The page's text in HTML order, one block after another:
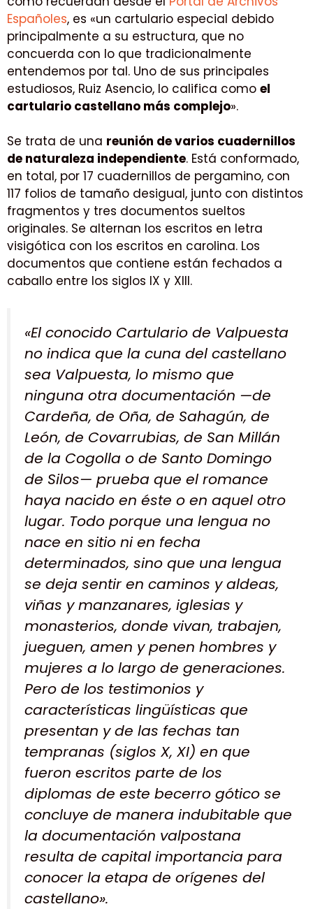
Españoles, es «un cartulario especial debido
principalmente a su estructura, que no
concuerda con lo que tradicionalmente
entendemos por tal. Uno de sus principales
estudiosos, Ruiz Asencio, lo califica como el
cartulario castellano más complejo».
Se trata de una reunión de varios cuadernillos
de naturaleza independiente. Está conformado,
en total, por 17 cuadernillos de pergamino, con
117 folios de tamaño desigual, junto con distintos
fragmentos y tres documentos sueltos
originales. Se alternan los escritos en letra
visigótica con los escritos en carolina. Los
documentos que contiene están fechados a
caballo entre los siglos IX y XIII.
«El conocido Cartulario de Valpuesta
no indica que la cuna del castellano
sea Valpuesta, lo mismo que
ninguna otra documentación —de
Cardeña, de Oña, de Sahagún, de
León, de Covarrubias, de San Millán
de la Cogolla o de Santo Domingo
de Silos— prueba que el romance
haya nacido en éste o en aquel otro
lugar. Todo porque una lengua no
nace en sitio ni en fecha
determinados, sino que una lengua
se deja sentir en caminos y aldeas,
viñas y manzanares, iglesias y
monasterios, donde vivan, trabajen,
jueguen, amen y penen hombres y
mujeres a lo largo de generaciones.
Pero de los testimonios y
características lingüísticas que
presentan y de las fechas tan
tempranas (siglos X, XI) en que
fueron escritos parte de los
diplomas de este becerro gótico se
concluye de manera indubitable que
la documentación valpostana
resulta de capital importancia para
conocer la etapa de orígenes del
castellano».